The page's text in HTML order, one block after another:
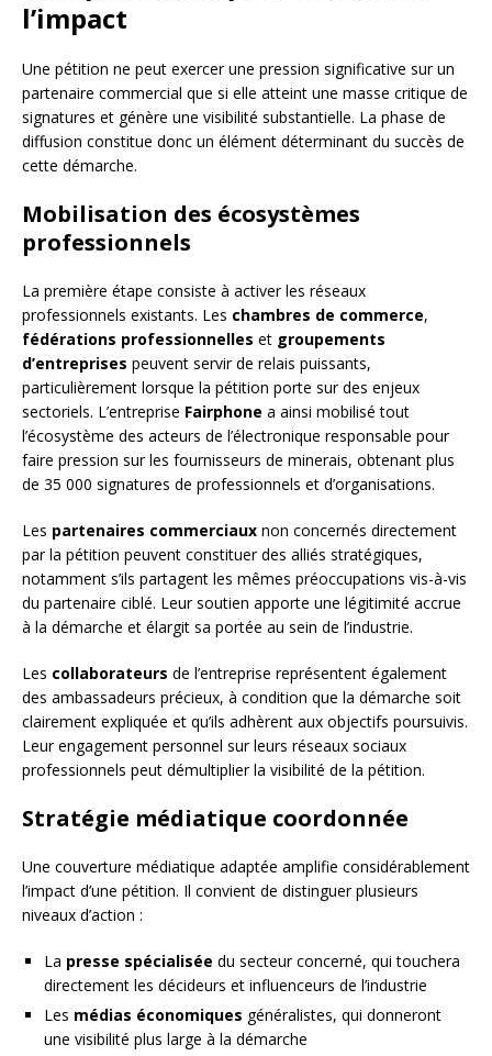
l’impact
Une pétition ne peut exercer une pression significative sur un
partenaire commercial que si elle atteint une masse critique de
signatures et génère une visibilité substantielle. La phase de
diffusion constitue donc un élément déterminant du succès de
cette démarche.
Mobilisation des écosystèmes
professionnels
La première étape consiste à activer les réseaux
professionnels existants. Les chambres de commerce,
fédérations professionnelles et groupements
d’entreprises peuvent servir de relais puissants,
particulièrement lorsque la pétition porte sur des enjeux
sectoriels. L’entreprise Fairphone a ainsi mobilisé tout
l’écosystème des acteurs de l’électronique responsable pour
faire pression sur les fournisseurs de minerais, obtenant plus
de 35 000 signatures de professionnels et d’organisations.
Les partenaires commerciaux non concernés directement
par la pétition peuvent constituer des alliés stratégiques,
notamment s’ils partagent les mêmes préoccupations vis-à-vis
du partenaire ciblé. Leur soutien apporte une légitimité accrue
à la démarche et élargit sa portée au sein de l’industrie.
Les collaborateurs de l’entreprise représentent également
des ambassadeurs précieux, à condition que la démarche soit
clairement expliquée et qu’ils adhèrent aux objectifs poursuivis.
Leur engagement personnel sur leurs réseaux sociaux
professionnels peut démultiplier la visibilité de la pétition.
Stratégie médiatique coordonnée
Une couverture médiatique adaptée amplifie considérablement
l’impact d’une pétition. Il convient de distinguer plusieurs
niveaux d’action :
La presse spécialisée du secteur concerné, qui touchera
directement les décideurs et influenceurs de l’industrie
Les médias économiques généralistes, qui donneront
une visibilité plus large à la démarche